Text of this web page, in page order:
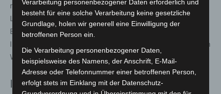
rund 3.000 Megawattstunden ermittelt. Für erste
Liegenschaften entlang der Hindenburgstraße sowie im
Bereich Luhe- und Oertzeweg haben Eigentümer bereits
Interesse an einer zukunftsfähigen und klimaschonenden
Wärmeversorgung bekundet.
Investition von rund 2,5 Millionen Euro
Verarbeitung personenbezogener Daten erforderlich und
besteht für eine solche Verarbeitung keine gesetzliche
Grundlage, holen wir generell eine Einwilligung der
betroffenen Person ein.
Die Verarbeitung personenbezogener Daten,
beispielsweise des Namens, der Anschrift, E-Mail-
Adresse oder Telefonnummer einer betroffenen Person,
erfolgt stets im Einklang mit der Datenschutz-